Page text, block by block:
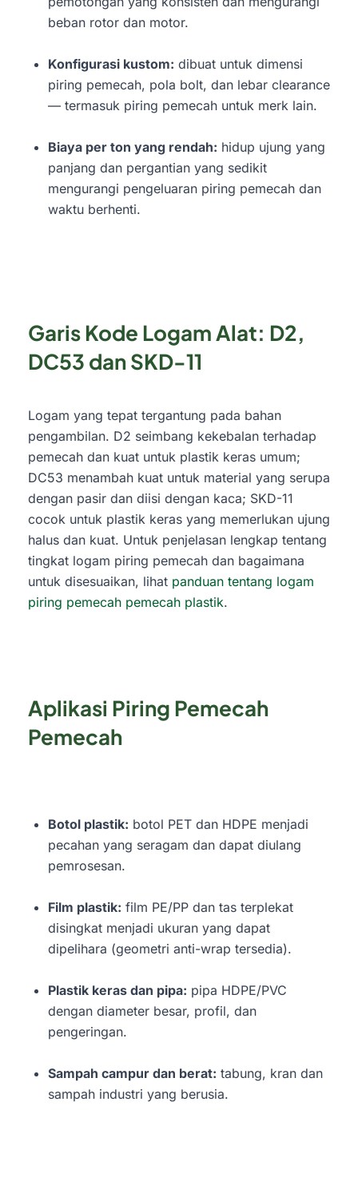
beban rotor dan motor.
Konfigurasi kustom: dibuat untuk dimensi
piring pemecah, pola bolt, dan lebar clearance
— termasuk piring pemecah untuk merk lain.
Biaya per ton yang rendah: hidup ujung yang
panjang dan pergantian yang sedikit
mengurangi pengeluaran piring pemecah dan
waktu berhenti.
Garis Kode Logam Alat: D2,
DC53 dan SKD-11
Logam yang tepat tergantung pada bahan
pengambilan. D2 seimbang kekebalan terhadap
pemecah dan kuat untuk plastik keras umum;
DC53 menambah kuat untuk material yang serupa
dengan pasir dan diisi dengan kaca; SKD-11
cocok untuk plastik keras yang memerlukan ujung
halus dan kuat. Untuk penjelasan lengkap tentang
tingkat logam piring pemecah dan bagaimana
untuk disesuaikan, lihat panduan tentang logam
piring pemecah pemecah plastik.
Aplikasi Piring Pemecah
Pemecah
Botol plastik: botol PET dan HDPE menjadi
pecahan yang seragam dan dapat diulang
pemrosesan.
Film plastik: film PE/PP dan tas terplekat
disingkat menjadi ukuran yang dapat
dipelihara (geometri anti-wrap tersedia).
Plastik keras dan pipa: pipa HDPE/PVC
dengan diameter besar, profil, dan
pengeringan.
Sampah campur dan berat: tabung, kran dan
sampah industri yang berusia.